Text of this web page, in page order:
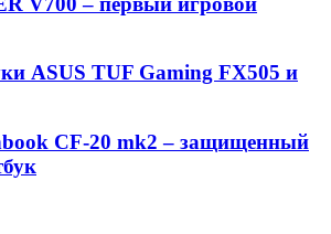
ASUS TUF Gaming FX505 и
CF-20 mk2 – защищенный